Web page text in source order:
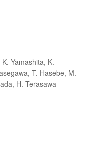
Yamashita, K.
T. Hasebe, M.
H. Terasawa